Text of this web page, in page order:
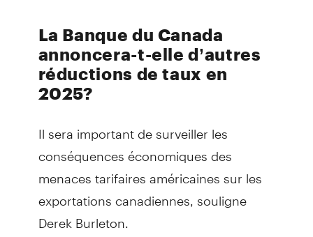
La Banque du Canada
annoncera-t-elle d’autres
réductions de taux en
2025?
Il sera important de surveiller les
conséquences économiques des
menaces tarifaires américaines sur les
exportations canadiennes, souligne
Derek Burleton.